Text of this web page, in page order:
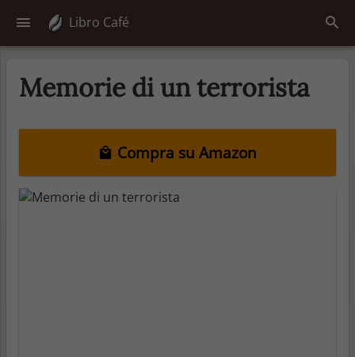
Libro Café
Memorie di un terrorista
Compra su Amazon